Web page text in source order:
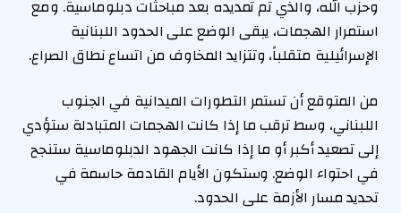
وحزب الله، والذي تم تمديده بعد مباحثات دبلوماسية. ومع
استمرار الهجمات، يبقى الوضع على الحدود اللبنانية
الإسرائيلية متقلباً، وتتزايد المخاوف من اتساع نطاق الصراع.
من المتوقع أن تستمر التطورات الميدانية في الجنوب
اللبناني، وسط ترقب ما إذا كانت الهجمات المتبادلة ستؤدي
إلى تصعيد أكبر أو ما إذا كانت الجهود الدبلوماسية ستنجح
في احتواء الوضع. وستكون الأيام القادمة حاسمة في
تحديد مسار الأزمة على الحدود.